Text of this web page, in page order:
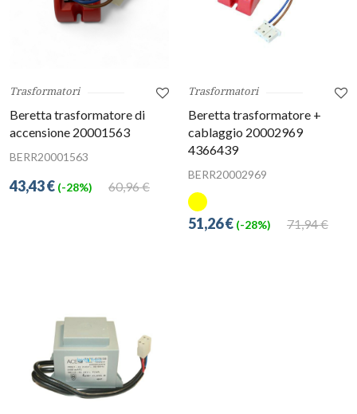
Trasformatori
Beretta trasformatore di
accensione 20001563
BERR20001563
60,96 €
43,43 € (-28%)
Trasformatori
Beretta trasformatore +
cablaggio 20002969
4366439
BERR20002969
71,94 €
51,26 € (-28%)